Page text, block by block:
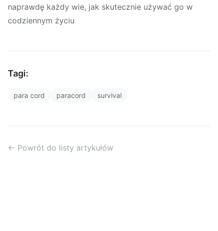
naprawdę każdy wie, jak skutecznie używać go w
codziennym życiu
Tagi:
para cord paracord survival
← Powrót do listy artykułów